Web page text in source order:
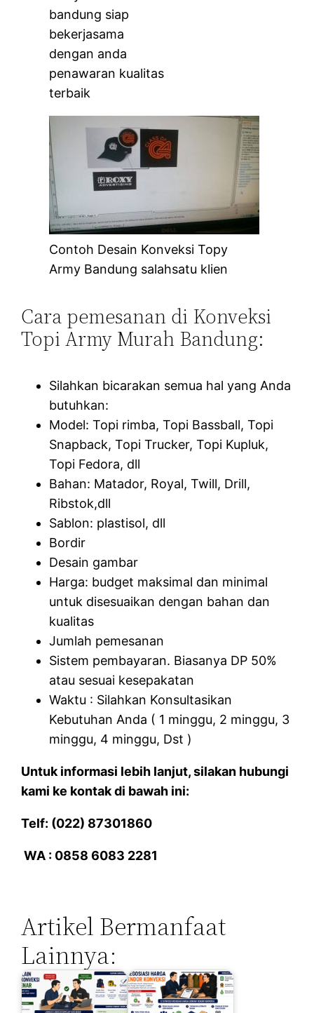
bandung siap
bekerjasama
dengan anda
penawaran kualitas
terbaik
Contoh Desain Konveksi Topy
Army Bandung salahsatu klien
Cara pemesanan di Konveksi
Topi Army Murah Bandung:
Silahkan bicarakan semua hal yang Anda
butuhkan:
Model: Topi rimba, Topi Bassball, Topi
Snapback, Topi Trucker, Topi Kupluk,
Topi Fedora, dll
Bahan: Matador, Royal, Twill, Drill,
Ribstok,dll
Sablon: plastisol, dll
Bordir
Desain gambar
Harga: budget maksimal dan minimal
untuk disesuaikan dengan bahan dan
kualitas
Jumlah pemesanan
Sistem pembayaran. Biasanya DP 50%
atau sesuai kesepakatan
Waktu : Silahkan Konsultasikan
Kebutuhan Anda ( 1 minggu, 2 minggu, 3
minggu, 4 minggu, Dst )
Untuk informasi lebih lanjut, silakan hubungi
kami ke kontak di bawah ini:
Telf: (022) 87301860
WA : 0858 6083 2281
Artikel Bermanfaat
Lainnya: